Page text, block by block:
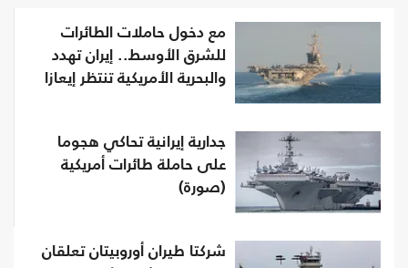
مع دخول حاملات الطائرات
للشرق الأوسط.. إيران تهدد
والبحرية الأمريكية تنتظر إيعازا
جدارية إيرانية تحاكي هجوما
على حاملة طائرات أمريكية
(صورة)
شركتا طيران أوروبيتان تعلقان